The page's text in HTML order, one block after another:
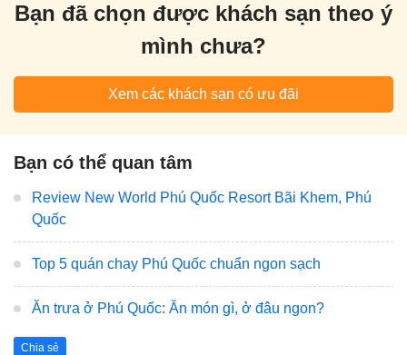
Bạn đã chọn được khách sạn theo ý
mình chưa?
Xem các khách sạn có ưu đãi
Bạn có thể quan tâm
Review New World Phú Quốc Resort Bãi Khem, Phú
Quốc
Top 5 quán chay Phú Quốc chuẩn ngon sạch
Ăn trưa ở Phú Quốc: Ăn món gì, ở đâu ngon?
Chia sẻ